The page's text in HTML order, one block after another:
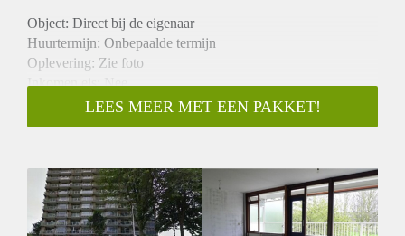
Object: Direct bij de eigenaar
Huurtermijn: Onbepaalde termijn
Oplevering: Zie foto
Inkomen eis: Nee
Garantiestelling mogelijk: Nee
Borg: 1 Maand
Huisdieren toegestaan: Afhankelijk van de Eigenaar
Huurtoeslag grens: Ja
Geschikt voor studenten: Afhankelijk van de Eigenaar
LEES MEER MET EEN PAKKET!